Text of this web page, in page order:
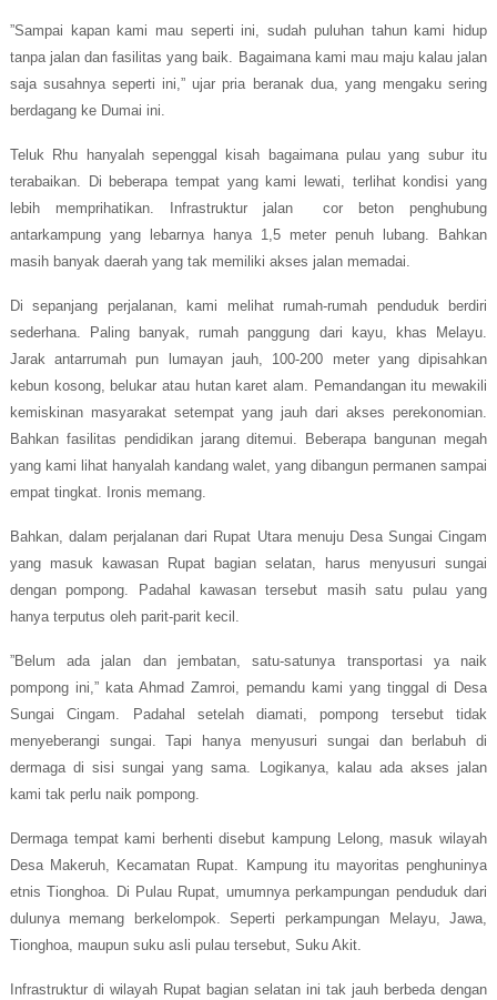
”Sampai kapan kami mau seperti ini, sudah puluhan tahun kami hidup
tanpa jalan dan fasilitas yang baik. Bagaimana kami mau maju kalau jalan
saja susahnya seperti ini,” ujar pria beranak dua, yang mengaku sering
berdagang ke Dumai ini.
Teluk Rhu hanyalah sepenggal kisah bagaimana pulau yang subur itu
terabaikan. Di beberapa tempat yangkami
lewati, terlihat kondisi yang
lebih memprihatikan. Infrastruktur jalan cor beton penghubung
antarkampung yang lebarnya hanya 1,5 meter penuh lubang. Bahkan
masih banyak daerah yang tak memiliki akses jalan memadai.
Di sepanjang perjalanan, kami melihat rumah-rumah penduduk berdiri
sederhana. Paling banyak, rumah panggung dari kayu, khas Melayu.
Jarak antarrumah pun lumayan jauh, 100-200 meter yang dipisahkan
kebun kosong, belukar atau hutan karet alam. Pemandangan itu mewakili
kemiskinan masyarakat setempat yang jauh dari akses perekonomian.
Bahkan fasilitas pendidikan jarang ditemui. Beberapa bangunan megah
yang kami lihat hanyalah kandang walet, yang dibangun permanen sampai
empat tingkat. Ironis memang.
Bahkan, dalam perjalanan dari Rupat Utara menuju Desa Sungai Cingam
yang masuk kawasan Rupat bagian selatan, harus menyusuri sungai
dengan pompong. Padahal kawasan tersebut masih satu pulau yang
hanya terputus oleh parit-parit kecil.
”Belum ada jalan dan jembatan, satu-satunya transportasi ya naik
pompong ini,” kata Ahmad Zamroi, pemandu kami yang tinggal di Desa
Sungai Cingam. Padahal setelah diamati, pompong tersebut tidak
menyeberangi sungai. Tapi hanya menyusuri sungai dan berlabuh di
dermaga di sisi sungai yang sama.
Logikanya, kalau ada akses jalan
kami tak perlu naik pompong.
Dermaga tempat kami berhenti disebut kampung Lelong, masuk wilayah
Desa Makeruh, Kecamatan Rupat. Kampung itu mayoritas penghuninya
etnis Tionghoa. Di Pulau Rupat, umumnya perkampungan penduduk dari
dulunya memang berkelompok. Seperti perkampungan Melayu, Jawa,
Tionghoa, maupun suku asli pulau tersebut, Suku Akit.
Infrastruktur di wilayah Rupat bagian selatan ini tak jauh berbeda dengan